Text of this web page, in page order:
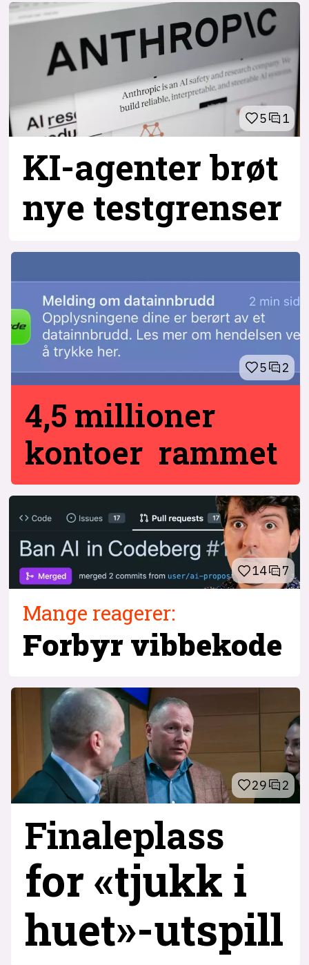
5 1
KI-agenter brøt
nye testgrenser
5 2
4,5 millioner
kontoer rammet
14 7
Mange reagerer:
Forbyr vibbekode
29 2
Finaleplass
for «tjukk i
huet»-utspill